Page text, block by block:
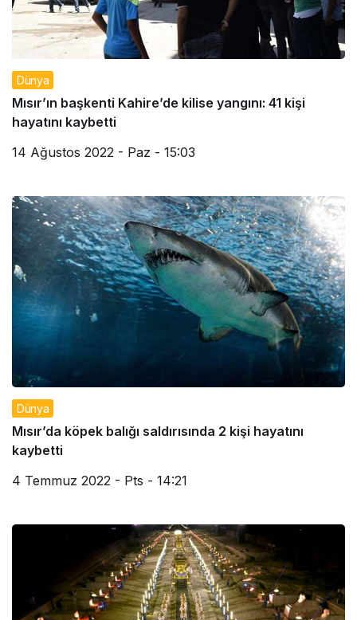
Dünya
Mısır’ın başkenti Kahire’de kilise yangını: 41 kişi
hayatını kaybetti
14 Ağustos 2022 - Paz - 15:03
Dünya
Mısır’da köpek balığı saldırısında 2 kişi hayatını
kaybetti
4 Temmuz 2022 - Pts - 14:21